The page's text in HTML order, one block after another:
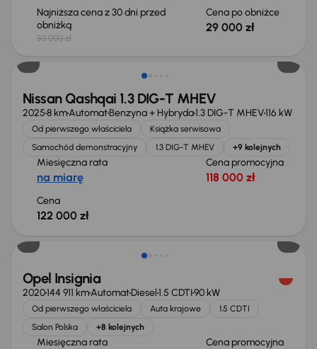
Najniższa cena z 30 dni przed
obniżką
30 000 zł
Cena po obniżce
29 000 zł
Od nowego taniej o 36 775 zł
Nissan Qashqai 1.3 DIG-T MHEV
20258 kmAutomatBenzyna + Hybryda1.3 DIG-T MHEV116 kW
Od pierwszego właściciela
Książka serwisowa
Samochód demonstracyjny
1.3 DIG-T MHEV +9 kolejnych
Miesięczna rata
na miarę
Cena promocyjna
118 000 zł
Cena
122 000 zł
Opel Insignia
2020144 911 kmAutomatDiesel1.5 CDTI90 kW
Od pierwszego właściciela Auta krajowe
1.5 CDTI
Salon Polska
+8 kolejnych
Miesięczna rata Cena promocyjna